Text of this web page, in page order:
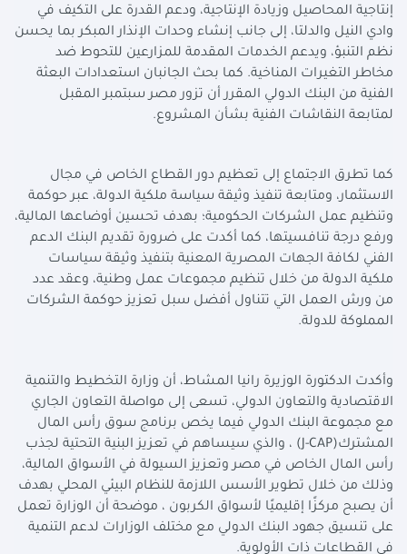
إنتاجية المحاصيل وزيادة الإنتاجية، ودعم القدرة على التكيف في
وادي النيل والدلتا، إلى جانب إنشاء وحدات الإنذار المبكر بما يحسن
نظم التنبؤ، ويدعم الخدمات المقدمة للمزارعين للتحوط ضد
مخاطر التغيرات المناخية. كما بحث الجانبان استعدادات البعثة
الفنية من البنك الدولي المقرر أن تزور مصر سبتمبر المقبل
لمتابعة النقاشات الفنية بشأن المشروع.
كما تطرق الاجتماع إلى تعظيم دور القطاع الخاص في مجال
الاستثمار، ومتابعة تنفيذ وثيقة سياسة ملكية الدولة، عبر حوكمة
وتنظيم عمل الشركات الحكومية؛ بهدف تحسين أوضاعها المالية،
ورفع درجة تنافسيتها، كما أكدت على ضرورة تقديم البنك الدعم
الفني لكافة الجهات المصرية المعنية بتنفيذ وثيقة سياسات
ملكية الدولة من خلال تنظيم مجموعات عمل وطنية، وعقد عدد
من ورش العمل التي تتناول أفضل سبل تعزيز حوكمة الشركات
المملوكة للدولة.
وأكدت الدكتورة الوزيرة رانيا المشاط، أن وزارة التخطيط والتنمية
الاقتصادية والتعاون الدولي، تسعى إلى مواصلة التعاون الجاري
مع مجموعة البنك الدولي فيما يخص برنامج سوق رأس المال
المشترك(J-CAP) ، والذي سيساهم في تعزيز البنية التحتية لجذب
رأس المال الخاص في مصر وتعزيز السيولة في الأسواق المالية،
وذلك من خلال تطوير الأسس اللازمة للنظام البيئي المحلي بهدف
أن يصبح مركزًا إقليميًا لأسواق الكربون ، موضحة أن الوزارة تعمل
على تنسيق جهود البنك الدولي مع مختلف الوزارات لدعم التنمية
في القطاعات ذات الأولوية.